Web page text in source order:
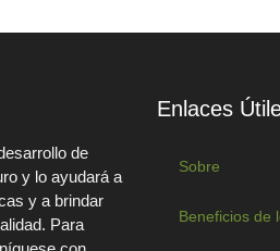
de
y lo ayudará a
y a brindar
Para
Enlaces
Sobre
Beneficios de